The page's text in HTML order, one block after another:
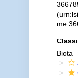
Biota